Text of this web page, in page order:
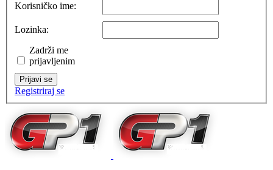
Korisničko ime:
Lozinka:
Zadrži me
prijavljenim
Prijavi se
Registriraj se